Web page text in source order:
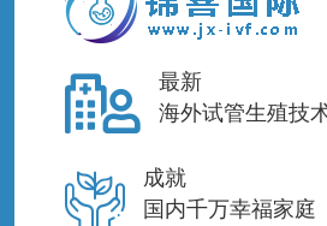
最新
海外试管生殖技
成就
国内千万幸福家庭